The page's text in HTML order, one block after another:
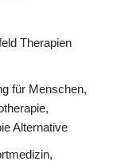
Therapien
für Menschen,
Alternative